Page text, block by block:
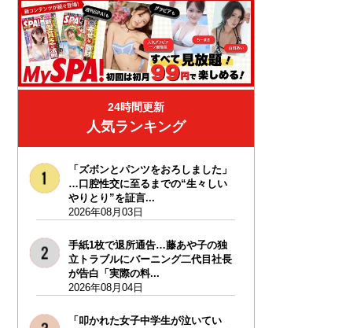
24時間更新
人気ランキング
「ズボンとパンツをおろしました」
…口腔性交に至るまでの“生々しい
やりとり”を証言...
2026年08月03日
手紙1枚で退所通告…藤あや子の独
立トラブルにバーニング二代目社長
が告白「実際の料...
2026年08月04日
「叩かれた女子中学生が泣いてい